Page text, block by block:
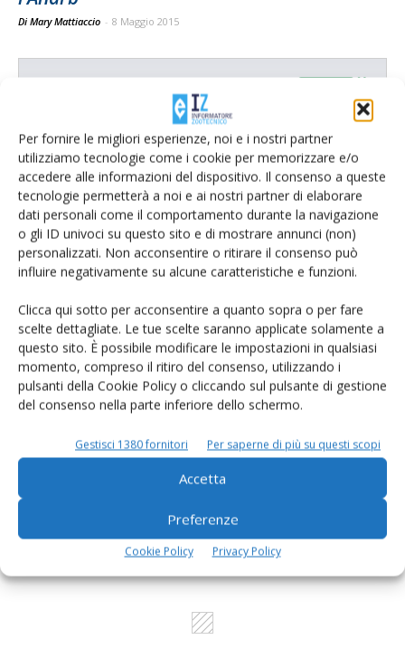
Per fornire le migliori esperienze, noi e i nostri partner
utilizziamo tecnologie come i cookie per memorizzare e/o
accedere alle informazioni del dispositivo. Il consenso a queste
tecnologie permetterà a noi e ai nostri partner di elaborare
dati personali come il comportamento durante la navigazione
o gli ID univoci su questo sito e di mostrare annunci (non)
personalizzati. Non acconsentire o ritirare il consenso può
influire negativamente su alcune caratteristiche e funzioni.
Clicca qui sotto per acconsentire a quanto sopra o per fare
scelte dettagliate. Le tue scelte saranno applicate solamente a
questo sito. È possibile modificare le impostazioni in qualsiasi
momento, compreso il ritiro del consenso, utilizzando i
pulsanti della Cookie Policy o cliccando sul pulsante di gestione
del consenso nella parte inferiore dello schermo.
Gestisci 1380 fornitori Per saperne di più su questi scopi
Accetta
Preferenze
Cookie Policy Privacy Policy
Di Mary Mattiaccio - 8 Maggio 2015
Tecniche, prodotti e servizi dalle aziende
Un modo semplice per cercare un'azienda o un
prodotto!
Cerca adesso
L'Esperto risponde
Cerca adesso